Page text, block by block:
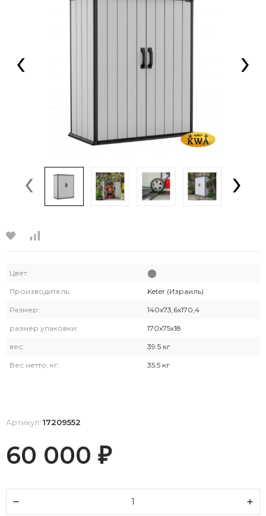
‹ ›
‹ ›
Цвет:
Производитель: Keter (Израиль)
Размер: 140х73,6х170,4
размер упаковки: 170х75х18
вес: 39.5 кг
Вес нетто, кг: 35.5 кг
Артикул: 17209552
60 000 ₽